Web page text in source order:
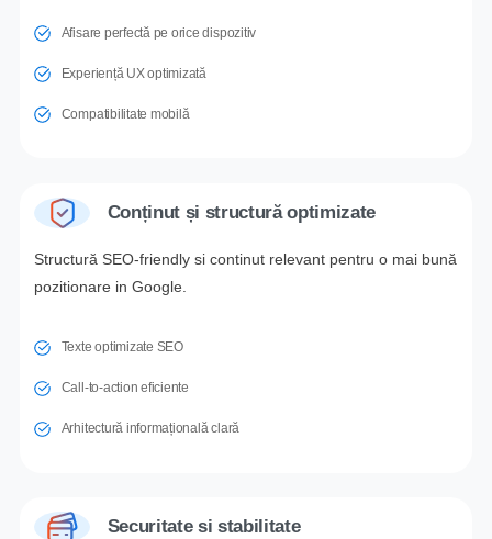
Afisare perfectă pe orice dispozitiv
Experiență UX optimizată
Compatibilitate mobilă
Conținut și structură optimizate
Structură SEO-friendly si continut relevant pentru o mai bună
pozitionare in Google.
Texte optimizate SEO
Call-to-action eficiente
Arhitectură informațională clară
Securitate si stabilitate